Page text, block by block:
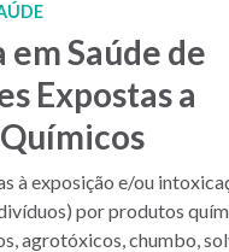
Saúde de
Expostas a
à exposição e/ou
por produtos
agrotóxicos, chumbo,